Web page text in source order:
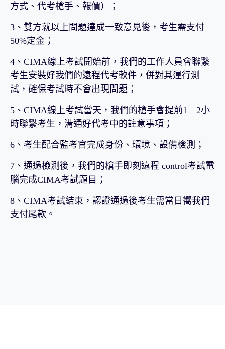
方式、代考槍手、報價）；
3、雙方就以上問題達成一致意見後，考生需支付
50%定金；
4、CIMA線上考試開始前，我們的工作人員會聯繫
考生安裝好我們的遠程代考軟件，併對其運行測
試，確保考試時不會出現問題；
5、CIMA線上考試當天，我們的槍手會提前1—2小
時聯繫考生，溝通好代考中的註意事項；
6、考生配合監考官完成身份、環境、設備檢測；
7、通過檢測後，我們的槍手即刻遠程 control考試電
腦完成CIMA考試題目；
8、CIMA考試結束，認證通過後考生需當日嚮我們
支付尾款。